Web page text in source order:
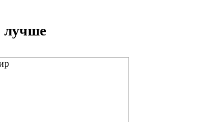
лучше